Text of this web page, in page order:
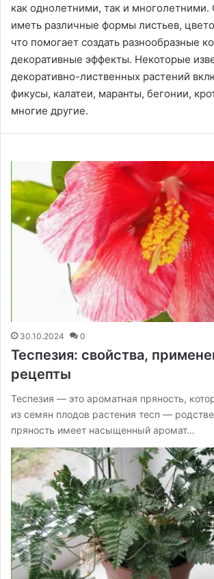
как однолетними, так и многолетними.
иметь различные формы листьев,
что помогает создать разнообразные
декоративные эффекты. Некоторые
декоративно-лиственных растений
фикусы, калатеи, маранты, бегонии,
многие другие.
30.10.2024 0
Теспезия: свойства,
рецепты
Теспезия — это ароматная пряность,
из семян плодов растения тесп —
пряность имеет насыщенный аромат…